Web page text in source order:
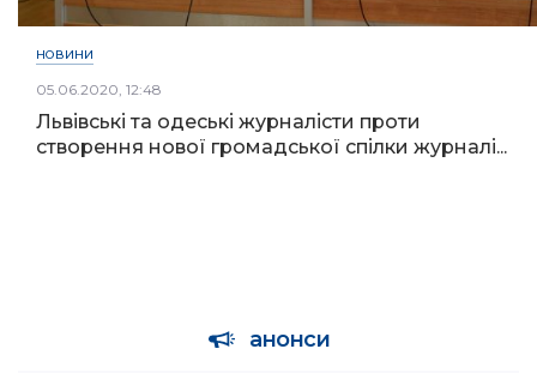
НОВИНИ
05.06.2020, 12:48
Львівські та одеські журналісти проти
створення нової громадської спілки журналі...
анонси